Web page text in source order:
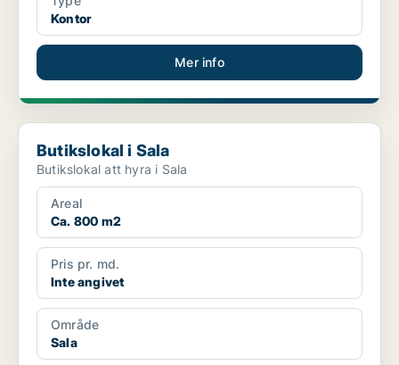
Kontor
Mer info
Butikslokal i Sala
Butikslokal i Sala
Butikslokal att hyra i Sala
Areal
Ca. 800 m2
Pris pr. md.
Inte angivet
Område
Sala